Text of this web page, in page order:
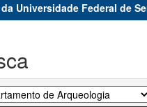
Universidade Federal de